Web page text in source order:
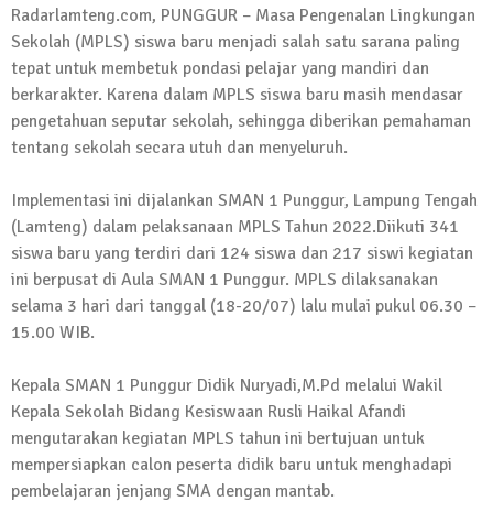
26 Juli 2025 | 10:33
News Flash
Kejari Geledah Kantor Disporapar
Lamteng Terkait Dugaan Korupsi Dana
Hibah Koni
16 Oktober 2024 | 05:27
Berikut Jadwal Debat Kandidat Cabup-
Cawabup Lampung Tengah
13 Oktober 2024 | 12:22
News Flash
Jumat Berkah SMSI Tulang Bawang
Sasar Sejumlah Warga Kurang Mampu
News Flash
Dengan Semangat Muda, Ida Bagus
Wisnu Pujana Mengambil Berkas
Penjaringan Balonkada di DPC PDI P
Lamtim
Radarlamteng.com, PUNGGUR – Masa Pengenalan Lingkungan
Sekolah (MPLS) siswa baru menjadi salah satu sarana paling
tepat untuk membetuk pondasi pelajar yang mandiri dan
berkarakter. Karena dalam MPLS siswa baru masih mendasar
pengetahuan seputar sekolah, sehingga diberikan pemahaman
tentang sekolah secara utuh dan menyeluruh.
Implementasi ini dijalankan SMAN 1 Punggur, Lampung Tengah
(Lamteng) dalam pelaksanaan MPLS Tahun 2022.Diikuti 341
siswa baru yang terdiri dari 124 siswa dan 217 siswi kegiatan
ini berpusat di Aula SMAN 1 Punggur. MPLS dilaksanakan
selama 3 hari dari tanggal (18-20/07) lalu mulai pukul 06.30 –
15.00 WIB.
Kepala SMAN 1 Punggur Didik Nuryadi,M.Pd melalui Wakil
Kepala Sekolah Bidang Kesiswaan Rusli Haikal Afandi
mengutarakan kegiatan MPLS tahun ini bertujuan untuk
mempersiapkan calon peserta didik baru untuk menghadapi
pembelajaran jenjang SMA dengan mantab.